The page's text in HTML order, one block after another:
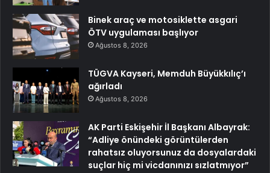
Binek araç ve motosiklette asgari
ÖTV uygulaması başlıyor
Ağustos 8, 2026
TÜGVA Kayseri, Memduh Büyükkılıç’ı
ağırladı
Ağustos 8, 2026
AK Parti Eskişehir İl Başkanı Albayrak:
“Adliye önündeki görüntülerden
rahatsız oluyorsunuz da dosyalardaki
suçlar hiç mi vicdanınızı sızlatmıyor”